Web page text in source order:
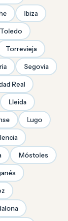
Ibiza
Toledo
Torrevieja
Segovia
Real
Lleida
Lugo
Móstoles